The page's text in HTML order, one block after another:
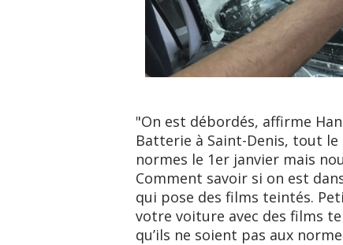
"On est débordés, affirme
Batterie à Saint-Denis, tout
normes le 1er janvier mais
Comment savoir si on est
qui pose des films teintés.
votre voiture avec des films
qu’ils ne soient pas aux